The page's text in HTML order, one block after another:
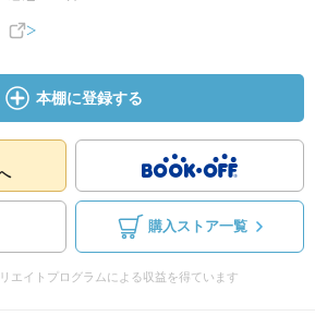
本棚に登録する
購入ストア一覧
エイトプログラムによる収益を得ています